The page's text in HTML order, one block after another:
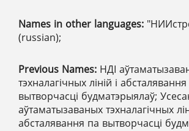
Names in other languages:
(russian);
Previous Names: НДІ
тэхналагічных ліній і
вытворчасці будматэрыялаў;
аўтаматызаваных тэхналагічных
абсталявання па вытворчасці